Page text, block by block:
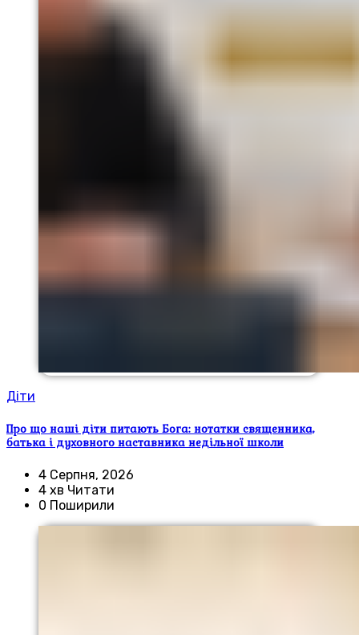
Діти
Про що наші діти питають Бога: нотатки священника,
батька і духовного наставника недільної школи
4 Серпня, 2026
4 хв Читати
0 Поширили